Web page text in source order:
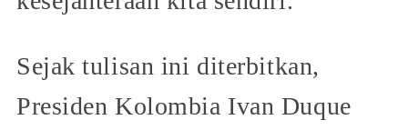
Sejak tulisan ini diterbitkan,
Presiden Kolombia Ivan Duque